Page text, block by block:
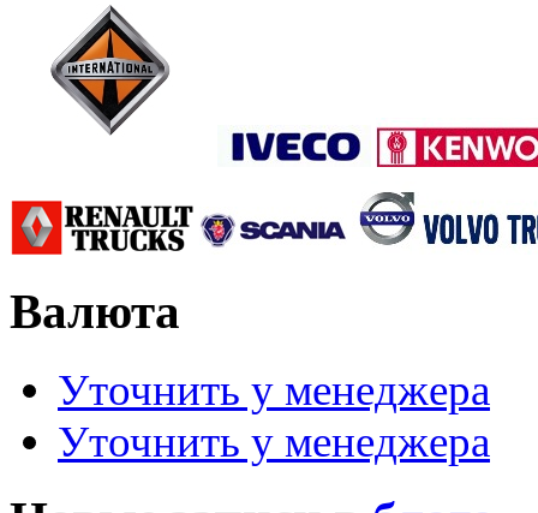
Валюта
Уточнить у менеджера
Уточнить у менеджера